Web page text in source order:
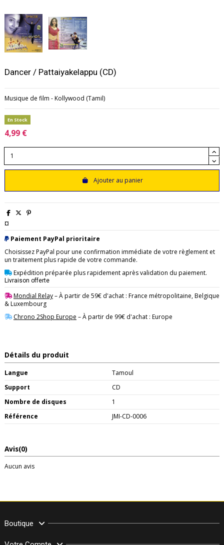
Dancer / Pattaiyakelappu (CD)
Musique de film - Kollywood (Tamil)
En Stock
4,99 €
Ajouter au panier
¤
Paiement PayPal prioritaire
Choisissez PayPal pour une confirmation immédiate de votre règlement et
un traitement plus rapide de votre commande.
Expédition préparée plus rapidement après validation du paiement.
Livraison offerte
Mondial Relay– À partir de 59€ d'achat : France métropolitaine, Belgique
& Luxembourg
Chrono 2Shop Europe – À partir de 99€ d'achat : Europe
Détails du produit
Langue
Tamoul
Support
CD
Nombre de disques
1
Référence
JMI-CD-0006
Avis(0)
Aucun avis
Boutique